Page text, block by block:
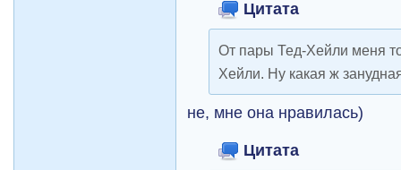
Цитата
От пары Тед-Хейли меня
Хейли. Ну какая ж
не, мне она нравилась)
Цитата